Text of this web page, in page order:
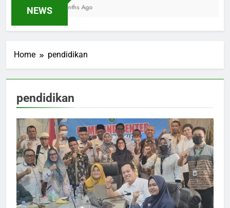
NEWS4 Months Ago
Home pendidikan
pendidikan